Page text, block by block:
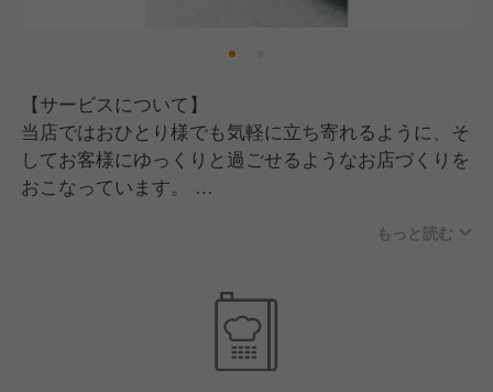
と持っている人」を求めています。
そのため、何をしたいかハッキリしていなかったり、
受け身のタイプは向いてないかもしれません。
やりたいことや目標など明確に持っていると、自然と
自主的に行動できます。
こうした熱量のある方でしたら、すぐに活躍できるか
と思います！
【サービスについて】
当店ではおひとり様でも気軽に立ち寄れるように、そ
してお客様にゆっくりと過ごせるようなお店づくりを
おこなっています。
「ここに来てよかった」と思ってもらえるような接
そのため、スタッフ一人ひとりの個性・良さを発揮で
きるように、接客マニュアルなどはありません。
【働いてくれているスタッフに向けて】
もっと読む